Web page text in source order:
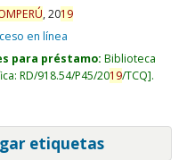
,2019
en línea
para préstamo: Biblioteca
RD/918.54/P45/2019/TCQ .
etiquetas